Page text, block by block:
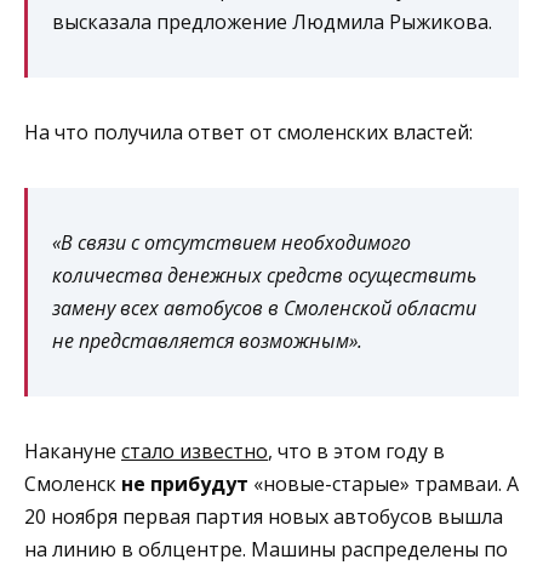
высказала предложение Людмила Рыжикова.
На что получила ответ от смоленских властей:
«В связи с отсутствием необходимого
количества денежных средств осуществить
замену всех автобусов в Смоленской области
не представляется возможным».
Накануне стало известно, что в этом году в
Смоленск не прибудут «новые-старые» трамваи. А
20 ноября первая партия новых автобусов вышла
на линию в облцентре. Машины распределены по